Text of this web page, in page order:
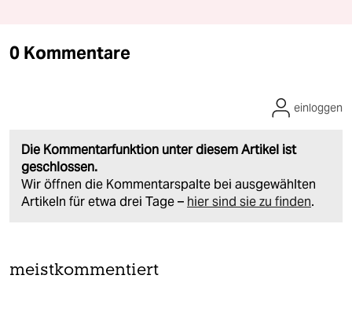
0 Kommentare
Die Kommentarfunktion unter diesem Artikel ist
geschlossen.
Wir öffnen die Kommentarspalte bei ausgewählten
Artikeln für etwa drei Tage – hier sind sie zu finden.
einloggen
meistkommentiert